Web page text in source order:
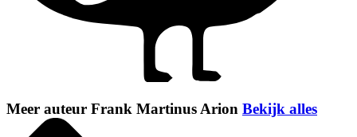
Meer auteur Frank Martinus Arion Bekijk alles